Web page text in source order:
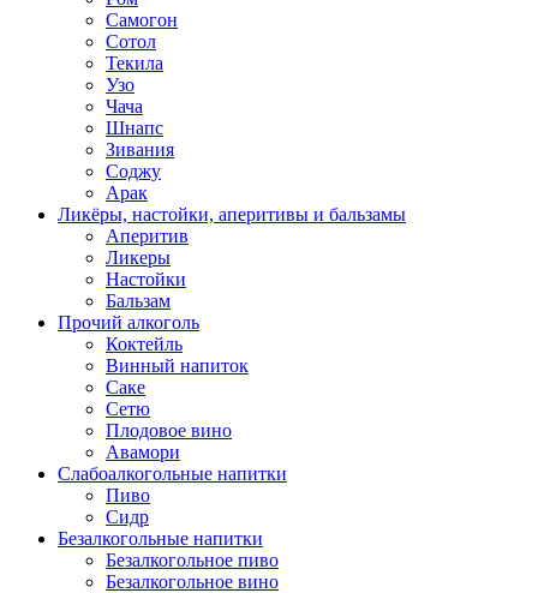
Самогон
Сотол
Текила
Узо
Чача
Шнапс
Зивания
Соджу
Арак
Ликёры, настойки, аперитивы и бальзамы
Аперитив
Ликеры
Настойки
Бальзам
Прочий алкоголь
Коктейль
Винный напиток
Саке
Сетю
Плодовое вино
Авамори
Слабоалкогольные напитки
Пиво
Сидр
Безалкогольные напитки
Безалкогольное пиво
Безалкогольное вино